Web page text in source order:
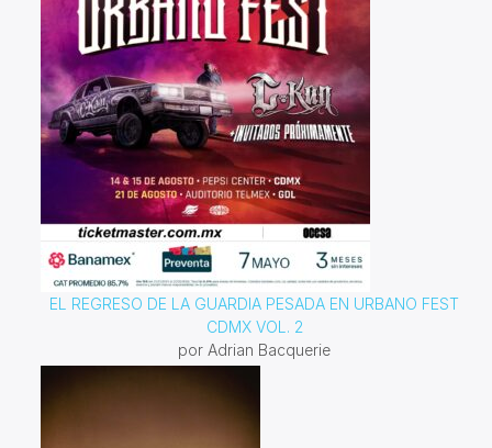
EL REGRESO DE LA GUARDIA PESADA EN URBANO FEST
CDMX VOL. 2
por Adrian Bacquerie